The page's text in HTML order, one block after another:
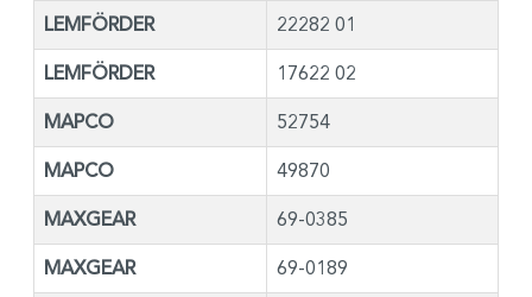
LEMFÖRDER 22282 01
LEMFÖRDER 17622 02
MAPCO 52754
MAPCO 49870
MAXGEAR 69-0385
MAXGEAR 69-0189